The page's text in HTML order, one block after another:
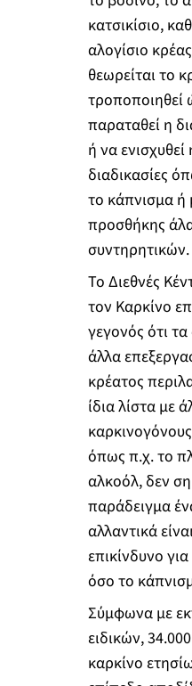
κατσικίσιο,
αλογίσιο
θεωρείται το
τροποποιηθεί
παραταθεί η
ή να
διαδικασίες
το κάπνισμα ή
προσθήκης
συντηρητικών.
Το Διεθνές
τον Καρκίνο
γεγονός ότι
άλλα
κρέατος
ίδια λίστα με
όπως π.χ. το
αλκοόλ, δεν
παράδειγμα
αλλαντικά
επικίνδυνο
όσο το
Σύμφωνα με
ειδικών,
καρκίνο